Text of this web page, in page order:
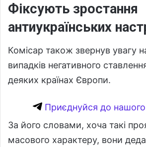
Фіксують зростання
антиукраїнських
Комісар також звернув увагу
випадків негативного
деяких країнах Європи.
Приєднуйся до
За його словами, хоча такі
масового характеру, вони